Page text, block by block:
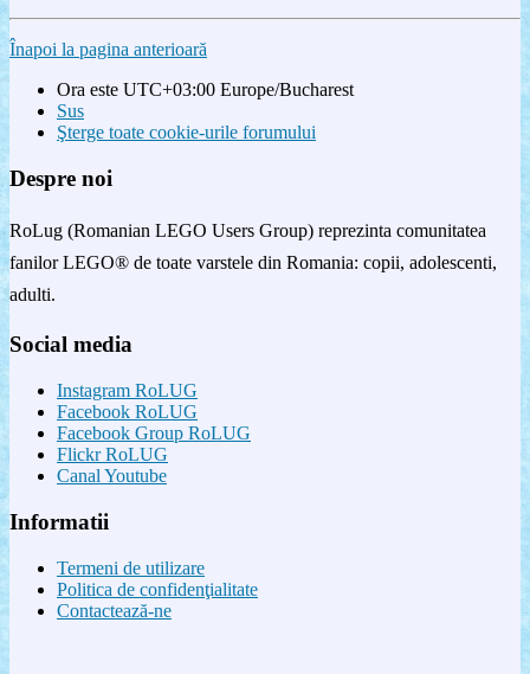
Înapoi la pagina anterioară
Ora este UTC+03:00 Europe/Bucharest
Sus
Şterge toate cookie-urile forumului
Despre noi
RoLug (Romanian LEGO Users Group) reprezinta comunitatea
fanilor LEGO® de toate varstele din Romania: copii, adolescenti,
adulti.
Social media
Instagram RoLUG
Facebook RoLUG
Facebook Group RoLUG
Flickr RoLUG
Canal Youtube
Informatii
Termeni de utilizare
Politica de confidenţialitate
Contactează-ne